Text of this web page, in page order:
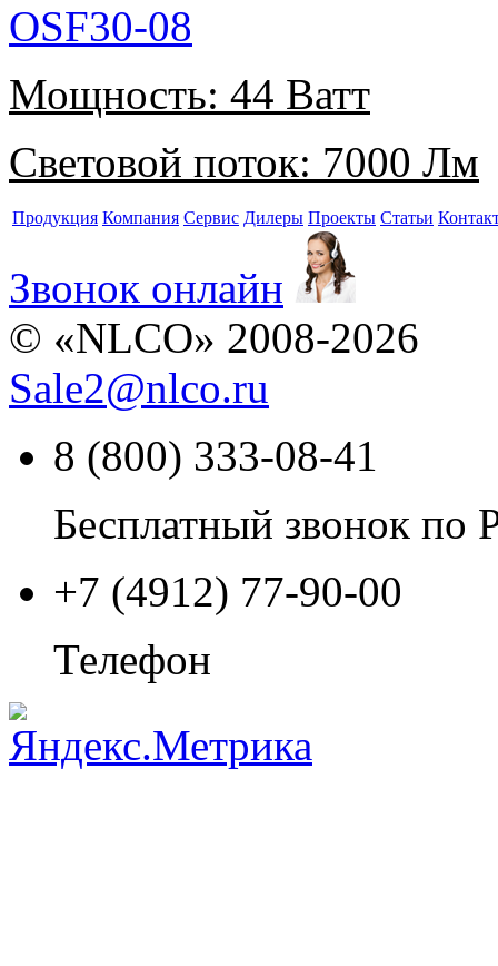
OSF30-08
Мощность: 44 Ватт
Световой поток: 7000 Лм
Продукция Компания Сервис Дилеры Проекты Статьи
Звонок онлайн
© «NLCO» 2008-2026
Sale2@nlco.ru
8 (800) 333-08-41
Бесплатный звонок по
+7 (4912) 77-90-00
Телефон